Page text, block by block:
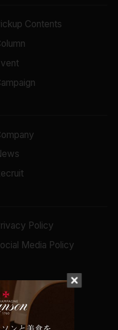
Contents
Policy
Media Policy